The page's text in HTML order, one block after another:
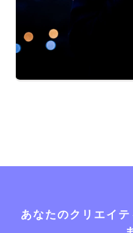
あなたのクリエイ